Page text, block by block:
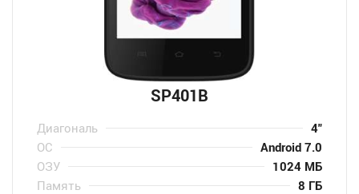
SP401B
Диагональ
4″
ОС
Android 7.0
ОЗУ
1024 МБ
Память
8 ГБ